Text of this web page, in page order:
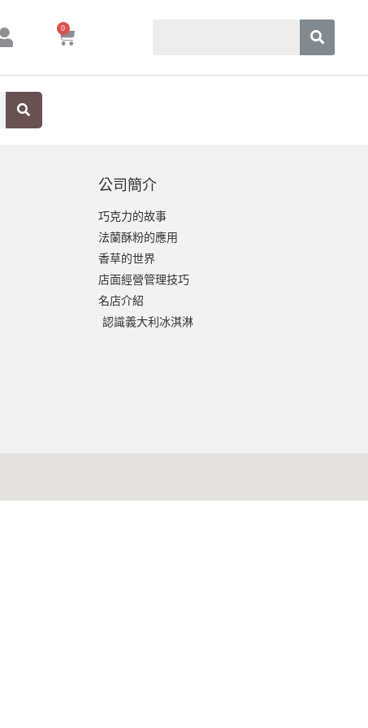
0
公司簡介
巧克力的故事
法蘭酥粉的應用
香草的世界
店面經營管理技巧
名店介紹
認識義大利冰淇淋